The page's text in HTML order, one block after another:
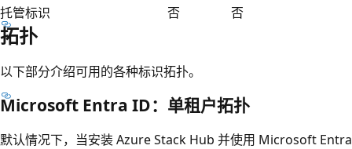
托管标识
否 否
拓扑
以下部分介绍可用的各种标识拓扑。
Microsoft Entra ID：单租户拓扑
默认情况下，当安装 Azure Stack Hub 并使用 Microsoft Entra